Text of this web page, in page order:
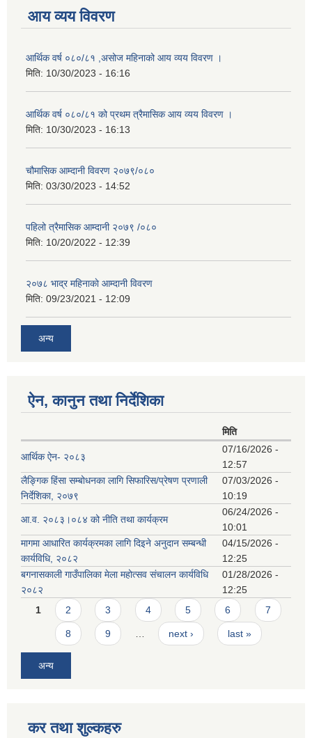
आय व्यय विवरण
आर्थिक वर्ष ०८०/८१ ,असोज महिनाको आय व्यय विवरण ।
मिति: 10/30/2023 - 16:16
आर्थिक वर्ष ०८०/८१ को प्रथम त्रैमासिक आय व्यय विवरण ।
मिति: 10/30/2023 - 16:13
चौमासिक आम्दानी विवरण २०७९/०८०
मिति: 03/30/2023 - 14:52
पहिलो त्रैमासिक आम्दानी २०७९ /०८०
मिति: 10/20/2022 - 12:39
२०७८ भाद्र महिनाकाे आम्दानी विवरण
मिति: 09/23/2021 - 12:09
अन्य
ऐन, कानुन तथा निर्देशिका
मिति
आर्थिक ऐन- २०८३
07/16/2026 -
12:57
लैङ्गिक हिंसा सम्बोधनका लागि सिफारिस/प्रेषण प्रणाली
निर्देशिका, २०७९
07/03/2026 -
10:19
आ.व. २०८३।०८४ को नीति तथा कार्यक्रम
06/24/2026 -
10:01
मागमा आधारित कार्यक्रमका लागि दिइने अनुदान सम्बन्धी
कार्यविधि, २०८२
04/15/2026 -
12:25
बगनासकाली गाउँपालिका मेला महोत्सव संचालन कार्यविधि
२०८२
01/28/2026 -
12:25
Pages
1 2 3 4 5 6 7
8 9 next › last »
अन्य
कर तथा शुल्कहरु